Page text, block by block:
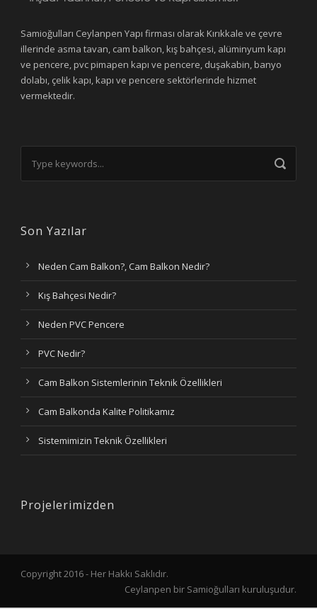
Samioğulları Ceylanpen Yapı firması olarak Kırıkkale ve çevre
illerinde asma tavan, cam balkon, kış bahçesi, alüminyum kapı
ve pencere, pvc pimapen kapı ve pencere, duşakabin, banyo
dolabı, çelik kapı, kapı ve pencere sektörlerinde hizmet
vermektedir.
Son Yazılar
Neden Cam Balkon?, Cam Balkon Nedir?
Kış Bahçesi Nedir?
Neden PVC Pencere
PVC Nedir?
Cam Balkon Sistemlerinin Teknik Özellikleri
Cam Balkonda Kalite Politikamız
Sistemimizin Teknik Özellikleri
Projelerimizden
Copyright 2016 - Her Hakkı Saklıdır.
Ceylanpen bir Samioğulları kuruluşudur.